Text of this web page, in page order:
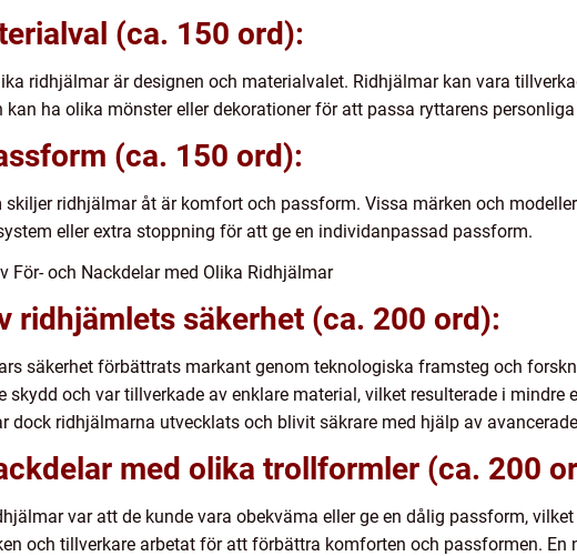
(ca. 150 ord):
ridhjälmar är designen och materialvalet. Ridhjälmar kan vara
ha olika mönster eller dekorationer för att passa ryttarens personliga
(ca. 150 ord):
ridhjälmar åt är komfort och passform. Vissa märken och
eller extra stoppning för att ge en individanpassad passform.
För- och Nackdelar med Olika Ridhjälmar
ridhjämlets säkerhet (ca. 200 ord):
säkerhet förbättrats markant genom teknologiska framsteg och
skydd och var tillverkade av enklare material, vilket resulterade i
dock ridhjälmarna utvecklats och blivit säkrare med hjälp av
med olika trollformler (ca. 200
var att de kunde vara obekväma eller ge en dålig passform,
och tillverkare arbetat för att förbättra komforten och passformen. En